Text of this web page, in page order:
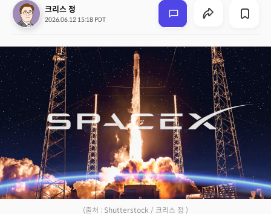
크리스 정
2026.06.12 15:18 PDT
(출처 : Shutterstock / 크리스 정 )